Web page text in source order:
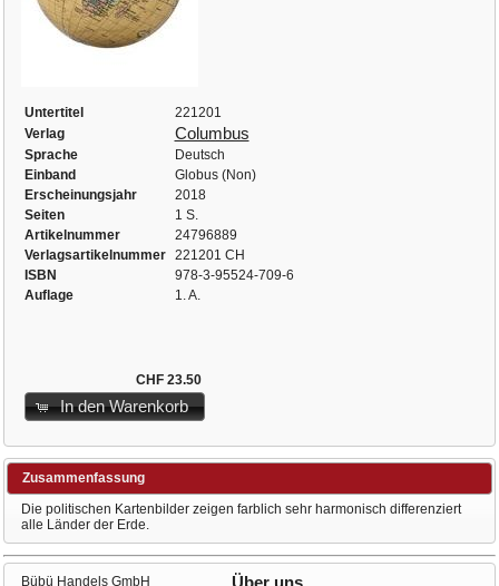
Untertitel
221201
Verlag
Columbus
Sprache
Deutsch
Einband
Globus (Non)
Erscheinungsjahr
2018
Seiten
1 S.
Artikelnummer
24796889
Verlagsartikelnummer
221201 CH
ISBN
978-3-95524-709-6
Auflage
1. A.
CHF 23.50
In den Warenkorb
Zusammenfassung
Die politischen Kartenbilder zeigen farblich sehr harmonisch differenziert
alle Länder der Erde.
Bübü Handels GmbH Über uns